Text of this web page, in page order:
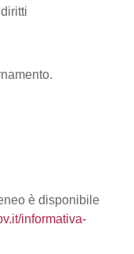
è disponibile
informativa-